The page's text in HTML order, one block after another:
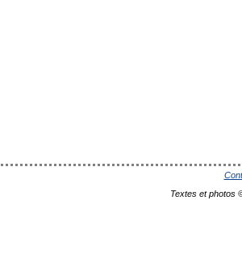
Textes et photos